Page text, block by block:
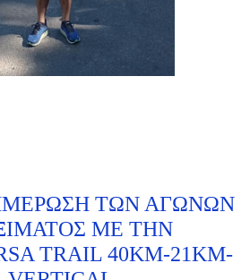
ΤΩΝ ΑΓΩΝΩΝ
ΜΕ ΤΗΝ
TRAIL 40KM-21KM-